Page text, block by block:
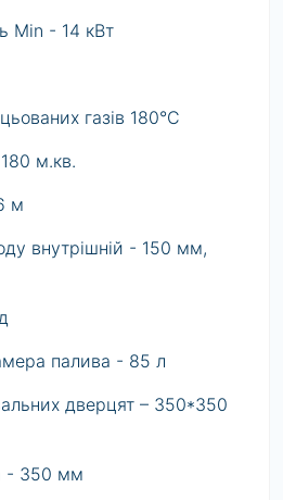
Min - 14 кВт
газів 180°C
м.кв.
м
внутрішній - 150 мм,
палива - 85 л
дверцят – 350*350
- 350 мм